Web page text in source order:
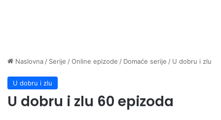
Naslovna / Serije /Online epizode / Domaće serije / U dobru i zlu
U dobru i zlu
U dobru i zlu 60 epizoda